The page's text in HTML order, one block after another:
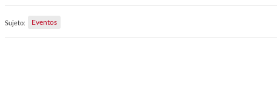
Sujeto: Eventos